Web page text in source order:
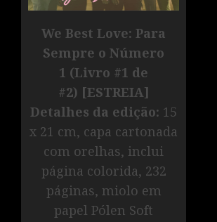
We Best Love: Para
Sempre o Número
1 (Livro #1 de
#2) [ESTREIA]
Detalhes da edição: 15
x 21 cm, capa cartonada
com orelhas, inclui
página colorida, 232
páginas, miolo em
papel Pólen Soft